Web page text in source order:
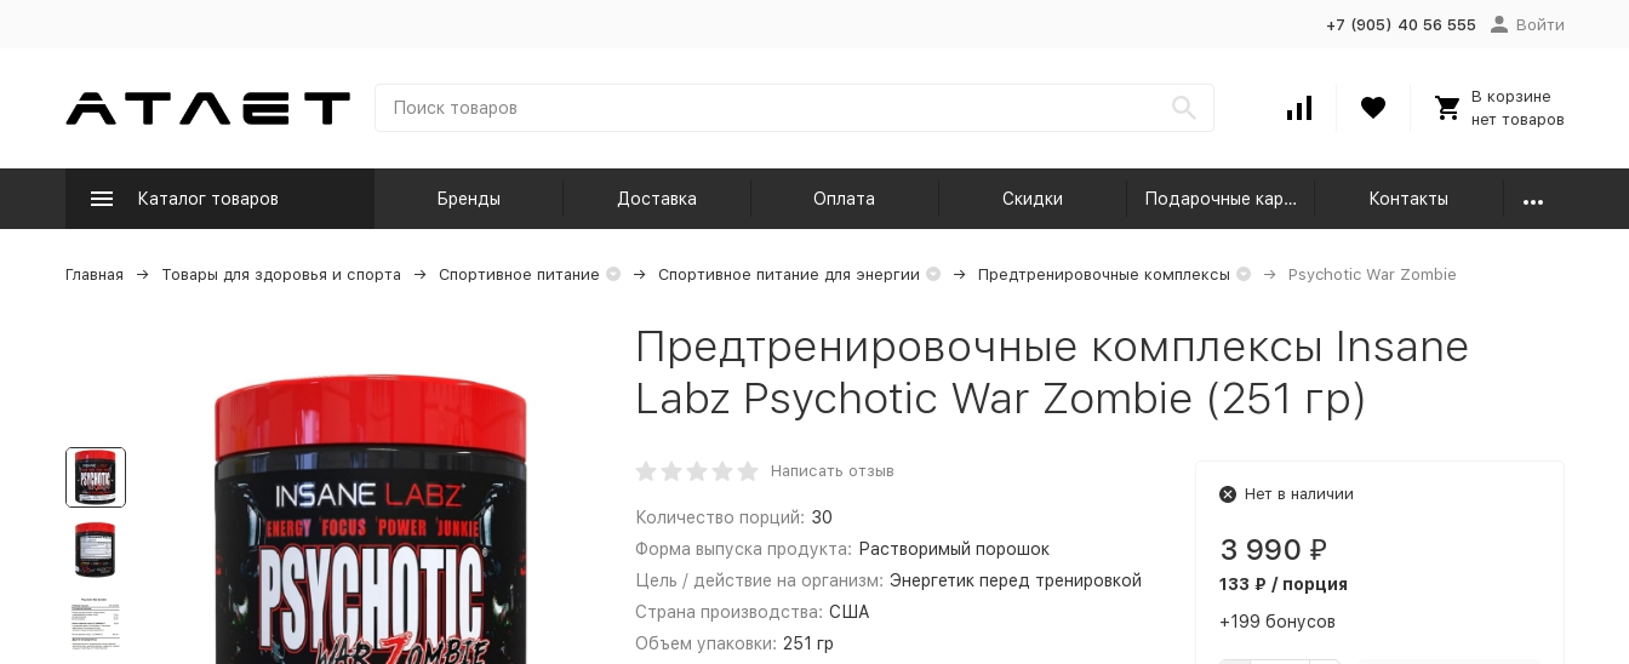
+7 (905) 40 56 555 Войти
В корзине
нет товаров
Каталог товаров Бренды Доставка Оплата Скидки Подарочные карты Контакты
Главная Товары для здоровья и спорта Спортивное питание Спортивное питание для энергии Предтренировочные комплексы Psychotic War Zombie
Предтренировочные комплексы Insane
Labz Psychotic War Zombie (251 гр)
Написать отзыв
Количество порций: 30
Форма выпуска продукта: Растворимый порошок
Цель / действие на организм: Энергетик перед тренировкой
Страна производства: США
Объем упаковки: 251 гр
Нет в наличии
3 990 ₽
133 ₽ / порция
+199 бонусов